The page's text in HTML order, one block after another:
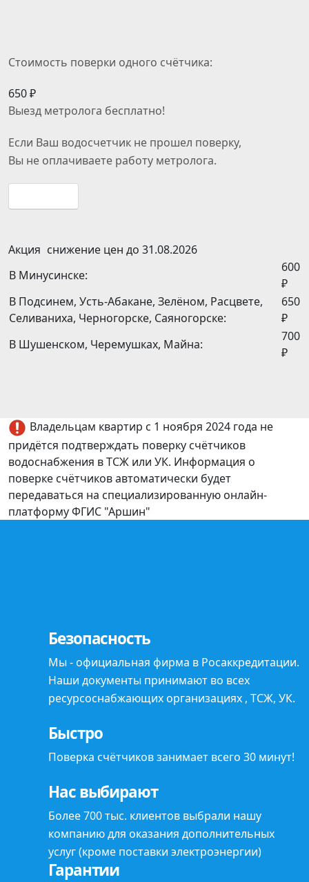
Стоимость поверки одного счётчика:
650 ₽
Выезд метролога бесплатно!
Если Ваш водосчетчик не прошел поверку,
Вы не оплачиваете работу метролога.
Акция снижение цен до 31.08.2026
В Минусинске:
600
₽
В Подсинем, Усть-Абакане, Зелёном, Расцвете,
Селиваниха, Черногорске, Саяногорске:
650
₽
В Шушенском, Черемушках, Майна:
700
₽
Владельцам квартир с 1 ноября 2024 года не
придётся подтверждать поверку счётчиков
водоснабжения в ТСЖ или УК. Информация о
поверке счётчиков автоматически будет
передаваться на специализированную онлайн-
платформу ФГИС "Аршин"
Безопасность
Мы -официальная фирма в Росаккредитации.
Наши документы принимают во всех
ресурсоснабжающих организациях , ТСЖ, УК.
Быстро
Поверка счётчиков занимает всего30 минут!
Нас выбирают
Более 700 тыс. клиентов выбрали нашу
компанию для оказаниядополнительных
услуг (кроме поставки электроэнергии)
Гарантии